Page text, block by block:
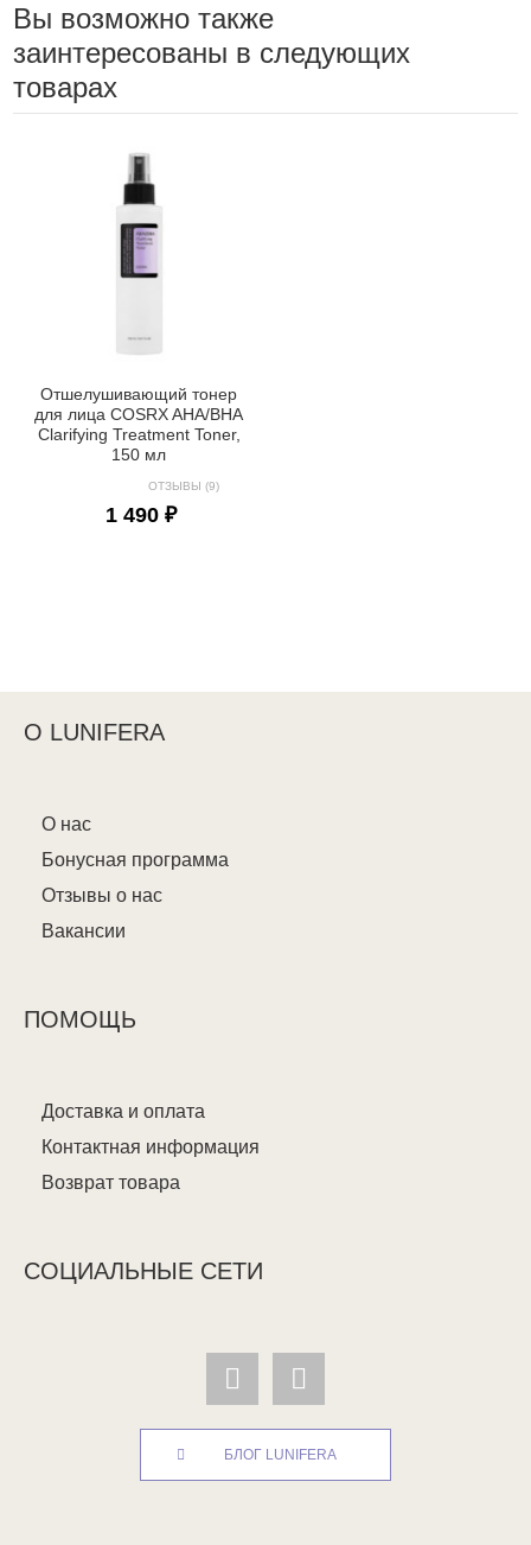
Вы возможно также
заинтересованы в следующих
товарах
Отшелушивающий тонер
для лица COSRX AHA/BHA
Clarifying Treatment Toner,
150 мл
ОТЗЫВЫ (9)
1 490 ₽
О LUNIFERA
О нас
Бонусная программа
Отзывы о нас
Вакансии
ПОМОЩЬ
Доставка и оплата
Контактная информация
Возврат товара
СОЦИАЛЬНЫЕ СЕТИ
БЛОГ LUNIFERA